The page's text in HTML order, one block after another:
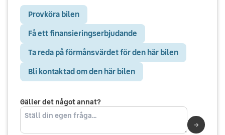
Provköra bilen
Få ett finansieringserbjudande
Ta reda på förmånsvärdet för den här bilen
Bli kontaktad om den här bilen
Gäller det något annat?